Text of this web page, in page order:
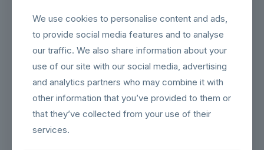
Tableau comparatif des
cryptomonnaies
cryptomonnaie
transaction
Sécurité Adoption
Thunder Coins Rapide Élevée Émergente
Bitcoin Modérée Élevée Établie
We use cookies to personalise content and ads,
to provide social media features and to analyse
our traffic. We also share information about your
use of our site with our social media, advertising
and analytics partners who may combine it with
other information that you’ve provided to them or
that they’ve collected from your use of their
services.